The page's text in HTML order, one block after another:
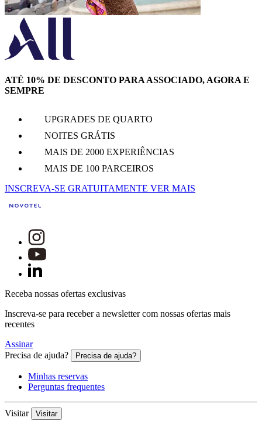
ATÉ 10% DE DESCONTO PARA ASSOCIADO, AGORA E
SEMPRE
UPGRADES DE QUARTO
NOITES GRÁTIS
MAIS DE 2000 EXPERIÊNCIAS
MAIS DE 100 PARCEIROS
INSCREVA-SE GRATUITAMENTE VER MAIS
Receba nossas ofertas exclusivas
Inscreva-se para receber a newsletter com nossas ofertas mais
recentes
Assinar
Precisa de ajuda?
Precisa de ajuda?
Minhas reservas
Perguntas frequentes
Visitar Visitar